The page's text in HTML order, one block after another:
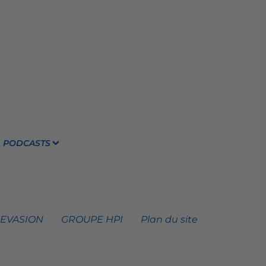
PODCASTS
GROUPE HPI Plan du site